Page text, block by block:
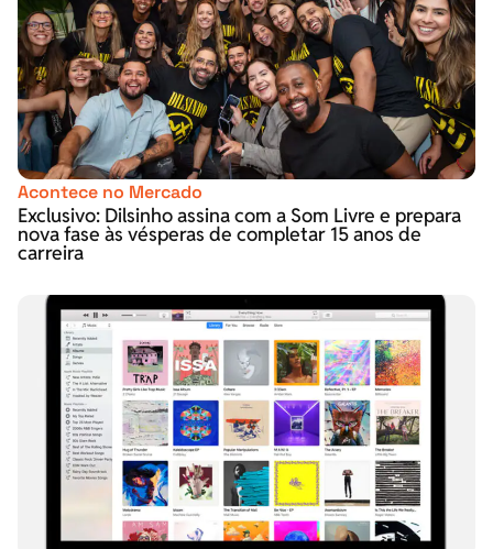
Acontece no Mercado
Exclusivo: Dilsinho assina com a Som Livre e prepara
nova fase às vésperas de completar 15 anos de
carreira